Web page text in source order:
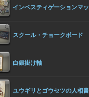
インベスティゲーションマ
スクール・チョークボード
白銀掛け軸
ユウギリとゴウセツの人相